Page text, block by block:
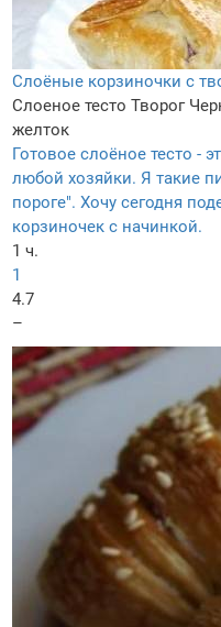
Слоёные корзиночки с
Слоеное тесто Творог
желток
Готовое слоёное тесто -
любой хозяйки. Я такие
пороге". Хочу сегодня
корзиночек с начинкой.
1 ч.
1
4.7
–